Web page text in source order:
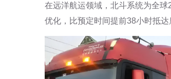
在远洋航运领域，北斗系统为全
优化，比预定时间提前38小时抵达